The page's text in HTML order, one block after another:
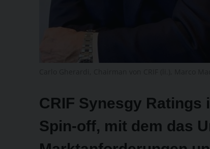
CRIF Synesgy
Spin-off, mit dem das